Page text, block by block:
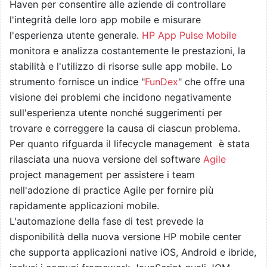
Haven per consentire alle aziende di controllare
l'integrità delle loro app mobile e misurare
l'esperienza utente generale. HP App Pulse Mobile
monitora e analizza costantemente le prestazioni, la
stabilità e l'utilizzo di risorse sulle app mobile. Lo
strumento fornisce un indice "FunDex" che offre una
visione dei problemi che incidono negativamente
sull'esperienza utente nonché suggerimenti per
trovare e correggere la causa di ciascun problema.
Per quanto rifguarda il lifecycle management è stata
rilasciata una nuova versione del software Agile
project management per assistere i team
nell'adozione di practice Agile per fornire più
rapidamente applicazioni mobile.
L'automazione della fase di test prevede la
disponibilità della nuova versione HP mobile center
che supporta applicazioni native iOS, Android e ibride,